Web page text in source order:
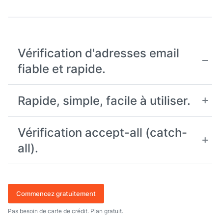
Vérification d'adresses email
fiable et rapide.
Rapide, simple, facile à utiliser.
Vérification accept-all (catch-
all).
Commencez gratuitement
Pas besoin de carte de crédit. Plan gratuit.